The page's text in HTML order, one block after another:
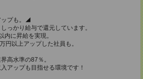
ップも。◢
っかり給与で還元しています。
内に昇給を実現。
円以上アップした社員も。
高水準の87％。
アップも目指せる環境です！